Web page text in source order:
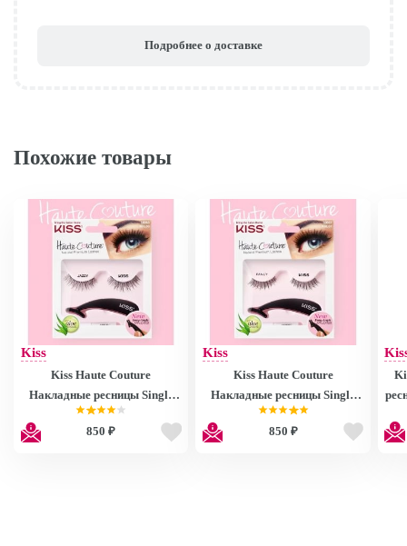
Подробнее о доставке
Похожие товары
Kiss
Kiss Haute Couture
Накладные ресницы Single
Lashes Jazzy KHL08GT
850 ₽
Kiss
Kiss Haute Couture
Накладные ресницы Single
Lashes Fancy KHL07GT
850 ₽